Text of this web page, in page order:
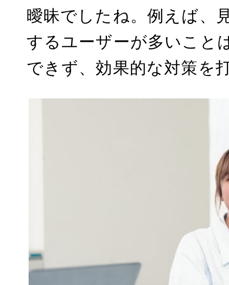
曖昧でしたね。例えば、
するユーザーが多いこと
できず、効果的な対策を